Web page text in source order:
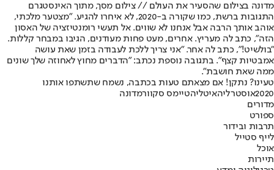
מדונה בצילום שהסעיר את העולם // צילום מסך, מתוך האינסטגרם
התגובות ברשת, כמו שקורה ב-2020, לא איחרו להגיע. "מצטער מלכתי,
אוהב אותך הרבה אבל אנחנו לא שווים. אל תעשי רומנטיזציה של האסון
הזה", כתב לה מעריץ. אחרים, מעט פחות מעודנים, הגיבו במבחר קללות.
"בולשיט!", כתב לה אחר. "אני צריך ללכת לעבודה בזמן שאת עושה
אמבטיות קצף". בתגובה נוספת נכתב: "הדברים מחוץ לאחוזה שלך שונים
ממה שאת חושבת".
טעינו? נתקן! אם מצאתם טעות בכתבה, נשמח שתשתפו אותנו
2020אוסטרליהאיטליהטיימס סקוורמדונה
מדורים
ספורט
תרבות ובידור
לייף סטייל
אוכל
תיירות